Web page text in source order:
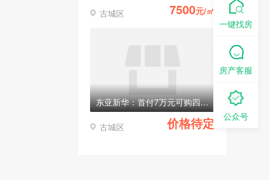
古城区 7500元/㎡
东亚新华：首付7万元可购四室两厅两卫电梯房
古城区 价格待定
一键找房
房产客服
公众号